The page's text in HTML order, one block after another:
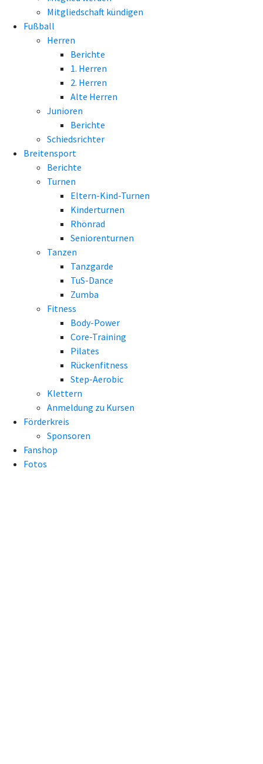
Mitgliedschaft kündigen
Fußball
Herren
Berichte
1. Herren
2. Herren
Alte Herren
Junioren
Berichte
Schiedsrichter
Breitensport
Berichte
Turnen
Eltern-Kind-Turnen
Kinderturnen
Rhönrad
Seniorenturnen
Tanzen
Tanzgarde
TuS-Dance
Zumba
Fitness
Body-Power
Core-Training
Pilates
Rückenfitness
Step-Aerobic
Klettern
Anmeldung zu Kursen
Förderkreis
Sponsoren
Fanshop
Fotos